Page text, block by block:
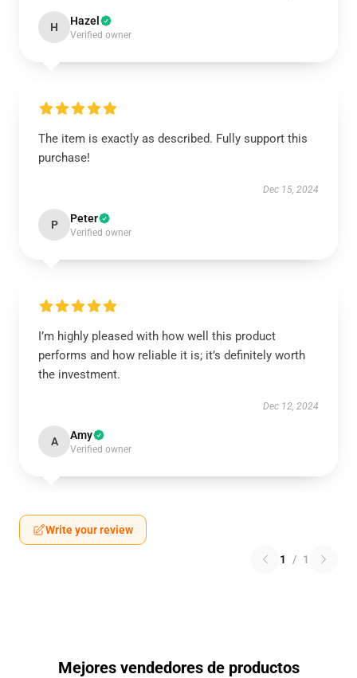
H Hazel
Verified owner
The item is exactly as described. Fully support this
purchase!
Dec 15, 2024
P Peter
Verified owner
I’m highly pleased with how well this product
performs and how reliable it is; it’s definitely worth
the investment.
Dec 12, 2024
A Amy
Verified owner
Write your review
1 / 1
Mejores vendedores de productos